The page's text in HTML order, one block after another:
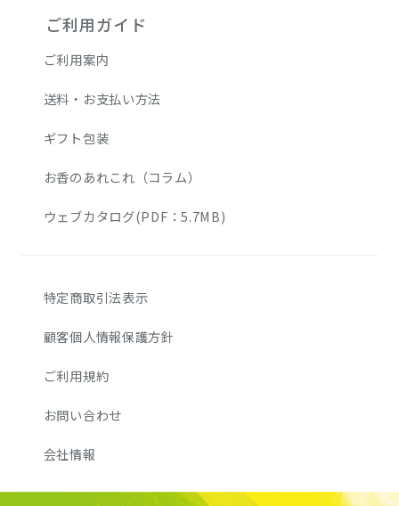
ご利用ガイド
ご利用案内
送料・お支払い方法
ギフト包装
お香のあれこれ（コラム）
ウェブカタログ(PDF：5.7MB)
特定商取引法表示
顧客個人情報保護方針
ご利用規約
お問い合わせ
会社情報